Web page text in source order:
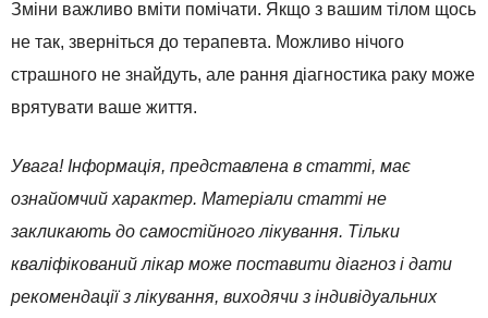
Зміни важливо вміти помічати. Якщо з вашим тілом щось
не так, зверніться до терапевта. Можливо нічого
страшного не знайдуть, але рання діагностика раку може
врятувати ваше життя.
Увага! Інформація, представлена в статті, має
ознайомчий характер. Матеріали статті не
закликають до самостійного лікування. Тільки
кваліфікований лікар може поставити діагноз і дати
рекомендації з лікування, виходячи з індивідуальних